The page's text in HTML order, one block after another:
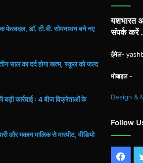
फेरबदल, डॉ. टी.वी. सोमनाथन बने नए
साल का दर्द होगा खत्म, स्कूल को जल्द
बड़ी कार्रवाई : 4 बीज विक्रेताओं के
और मकान मालिक से मारपीट, वीडियो
यशभारत
संपर्क करें
ईमेल-
मोबाइल -
Design &
Follow